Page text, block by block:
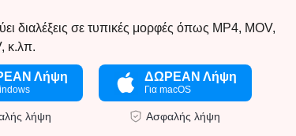
διαλέξεις σε τυπικές μορφές όπως MP4, MOV,
κ.λπ.
Λήψη
λήψη
ΔΩΡΕΑΝ Λήψη
Για macOS
Ασφαλής λήψη